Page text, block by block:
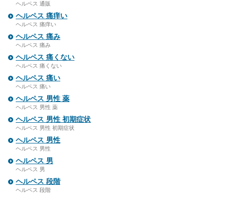
ヘルペス 通販
ヘルペス 痛痒い
ヘルペス 痛痒い
ヘルペス 痛み
ヘルペス 痛み
ヘルペス 痛くない
ヘルペス 痛くない
ヘルペス 痛い
ヘルペス 痛い
ヘルペス 男性 薬
ヘルペス 男性 薬
ヘルペス 男性 初期症状
ヘルペス 男性 初期症状
ヘルペス 男性
ヘルペス 男性
ヘルペス 男
ヘルペス 男
ヘルペス 段階
ヘルペス 段階